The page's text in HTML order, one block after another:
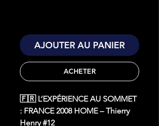
AJOUTER AU PANIER
ACHETER
🇫🇷 L’EXPÉRIENCE AU SOMMET
: FRANCE 2008 HOME – Thierry
Henry #12